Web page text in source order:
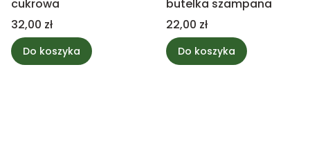
cukrowa
Cena
32,00 zł
Do koszyka
butelka szampana
Cena
22,00 zł
Do koszyka